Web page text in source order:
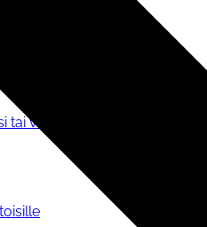
tai vertaistukijaksi OLKAan